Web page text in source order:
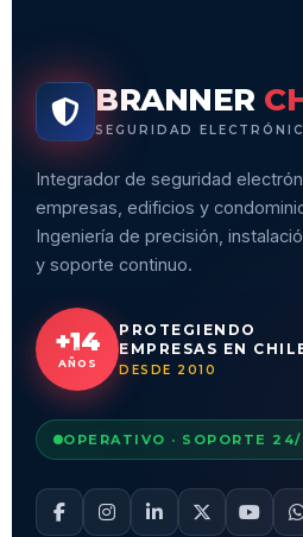
BRANNER
SEGURIDAD
Integrador de seguridad
empresas, edificios y
Ingeniería de precisión,
y soporte continuo.
+14
AÑOS
PROTEGIENDO
EMPRESAS EN
DESDE 2010
OPERATIVO · SOPORTE 24/